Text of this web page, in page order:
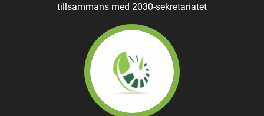
tillsammans med 2030-sekretariatet